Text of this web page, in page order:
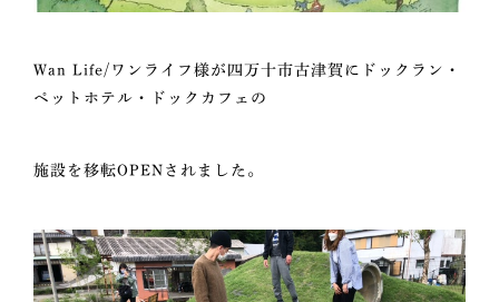
Wan Life/ワンライフ様が四万十市古津賀にドックラン・
ペットホテル・ドックカフェの
施設を移転OPENされました。